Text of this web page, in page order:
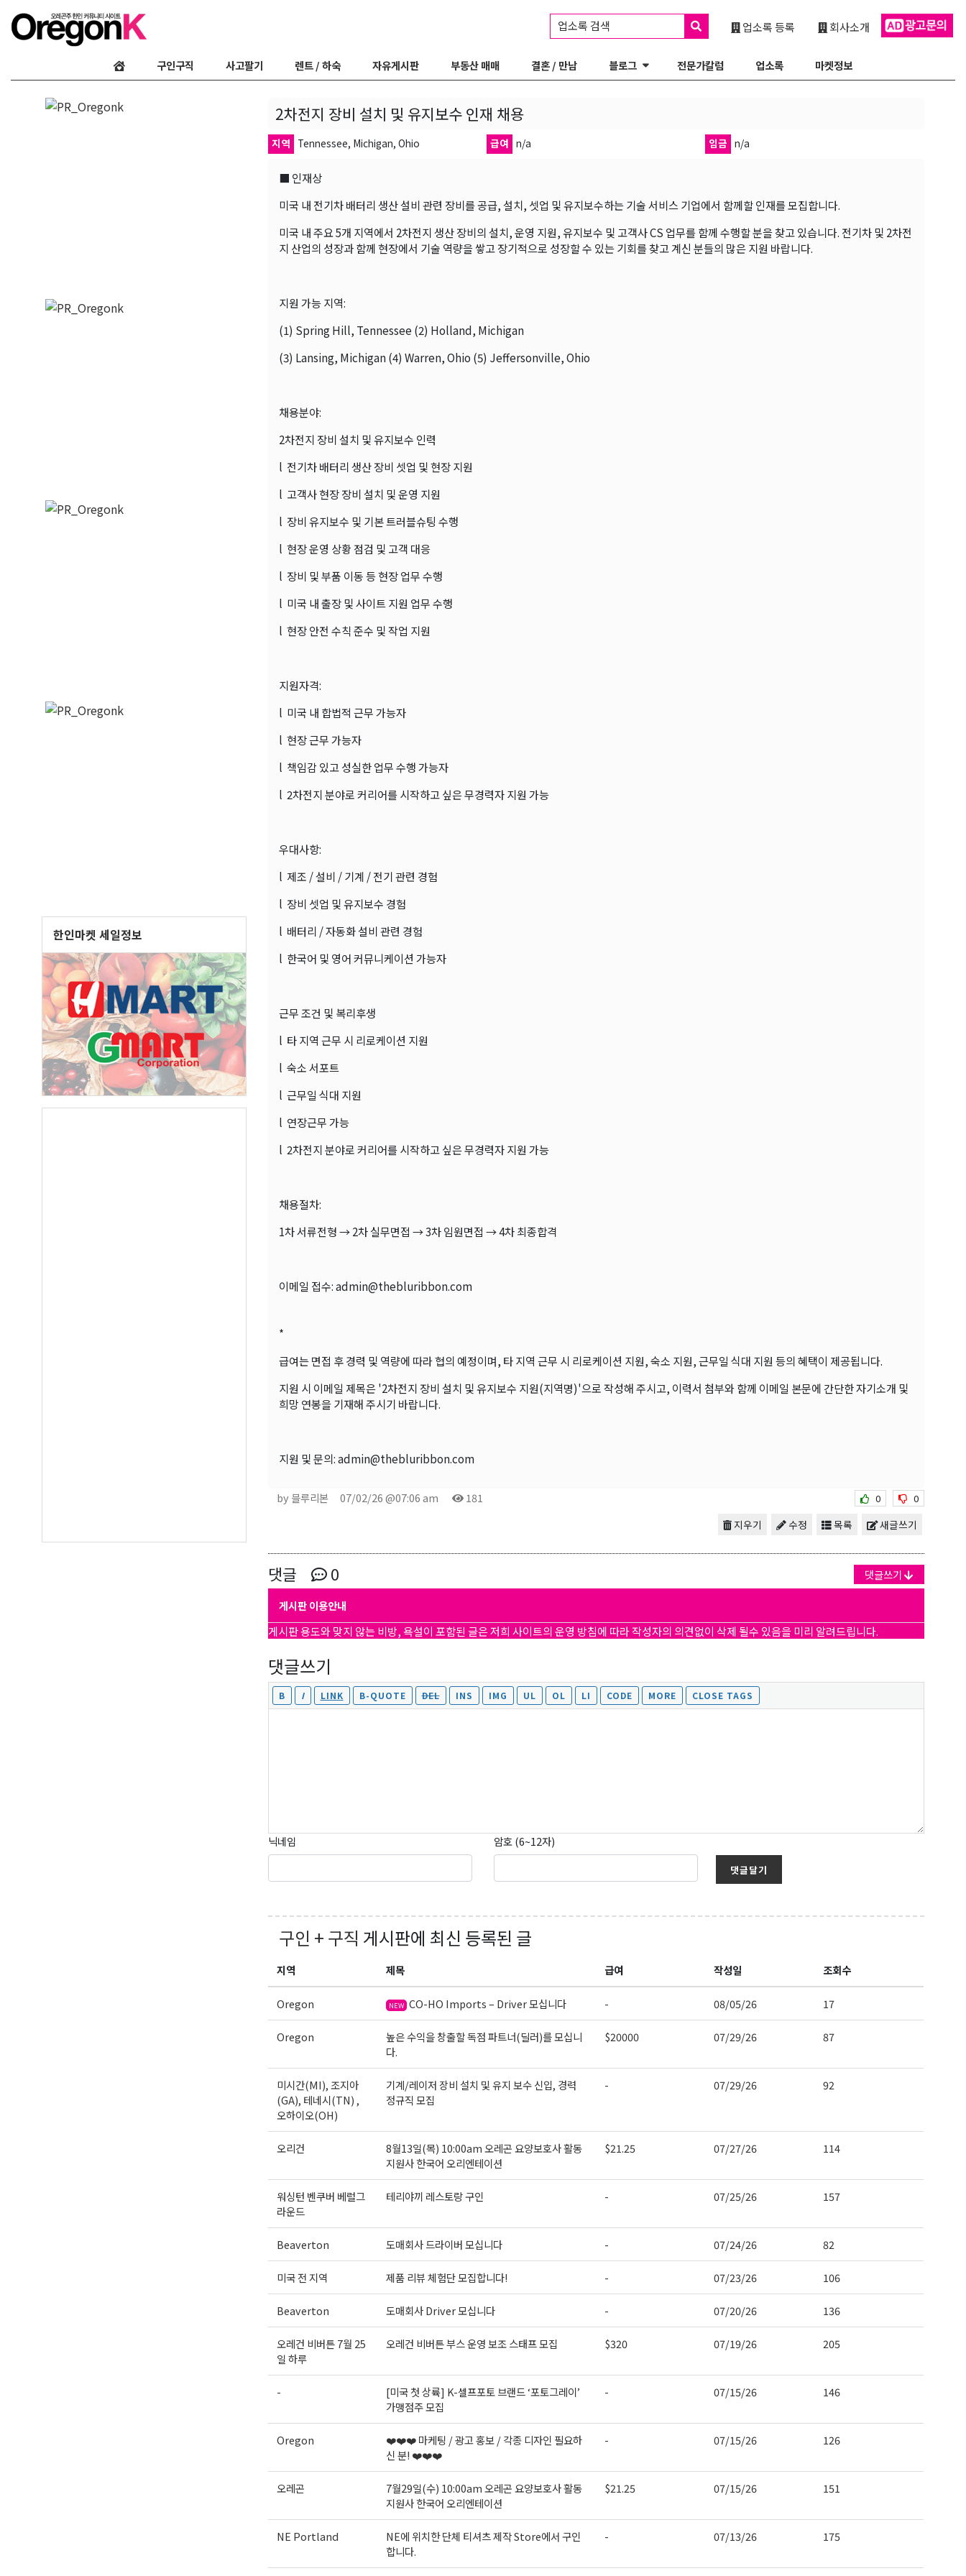
회사소개
업소록 등록
업소록 검색
구인구직 사고팔기 렌트 / 하숙 자유게시판 부동산 매매 결혼 / 만남 블로그 전문가칼럼 업소록 마켓정보
한인마켓 세일정보
2차전지 장비 설치 및 유지보수 인재 채용
지역 Tennessee, Michigan, Ohio 급여 n/a 임금 n/a
■ 인재상
미국 내 전기차 배터리 생산 설비 관련 장비를 공급, 설치, 셋업 및 유지보수하는 기술 서비스 기업에서 함께할 인재를 모집합니다.
미국 내 주요 5개 지역에서 2차전지 생산 장비의 설치, 운영 지원, 유지보수 및 고객사 CS 업무를 함께 수행할 분을 찾고 있습니다. 전기차 및 2차전
지 산업의 성장과 함께 현장에서 기술 역량을 쌓고 장기적으로 성장할 수 있는 기회를 찾고 계신 분들의 많은 지원 바랍니다.
지원 가능 지역:
(1) Spring Hill, Tennessee (2) Holland, Michigan
(3) Lansing, Michigan (4) Warren, Ohio (5) Jeffersonville, Ohio
채용분야:
2차전지 장비 설치 및 유지보수 인력
l 전기차 배터리 생산 장비 셋업 및 현장 지원
l 고객사 현장 장비 설치 및 운영 지원
l 장비 유지보수 및 기본 트러블슈팅 수행
l 현장 운영 상황 점검 및 고객 대응
l 장비 및 부품 이동 등 현장 업무 수행
l 미국 내 출장 및 사이트 지원 업무 수행
l 현장 안전 수칙 준수 및 작업 지원
지원자격:
l 미국 내 합법적 근무 가능자
l 현장 근무 가능자
l 책임감 있고 성실한 업무 수행 가능자
l 2차전지 분야로 커리어를 시작하고 싶은 무경력자 지원 가능
우대사항:
l 제조 / 설비 / 기계 / 전기 관련 경험
l 장비 셋업 및 유지보수 경험
l 배터리 / 자동화 설비 관련 경험
l 한국어 및 영어 커뮤니케이션 가능자
근무 조건 및 복리후생
l 타 지역 근무 시 리로케이션 지원
l 숙소 서포트
l 근무일 식대 지원
l 연장근무 가능
l 2차전지 분야로 커리어를 시작하고 싶은 무경력자 지원 가능
채용절차:
1차 서류전형 → 2차 실무면접 → 3차 임원면접 → 4차 최종합격
이메일 접수: admin@thebluribbon.com
*
급여는 면접 후 경력 및 역량에 따라 협의 예정이며, 타 지역 근무 시 리로케이션 지원, 숙소 지원, 근무일 식대 지원 등의 혜택이 제공됩니다.
지원 시 이메일 제목은 '2차전지 장비 설치 및 유지보수 지원(지역명)'으로 작성해 주시고, 이력서 첨부와 함께 이메일 본문에 간단한 자기소개 및
희망 연봉을 기재해 주시기 바랍니다.
지원 및 문의: admin@thebluribbon.com
by 블루리본 07/02/26 @07:06 am 181 0 0
새글쓰기
목록
수정
지우기
댓글 0 댓글쓰기
게시판 이용안내
게시판 용도와 맞지 않는 비방, 욕설이 포함된 글은 저희 사이트의 운영 방침에 따라 작성자의 의견없이 삭제 될수 있음을 미리 알려드립니다.
댓글쓰기
닉네임 암호 (6~12자)
댓글달기
구인 + 구직 게시판에 최신 등록된 글
지역 제목 급여 작성일 조회수
Oregon NEW CO-HO Imports – Driver 모십니다 - 08/05/26 17
Oregon
높은 수익을 창출할 독점 파트너(딜러)를 모십니
다.
$20000 07/29/26 87
미시간(MI), 조지아
(GA), 테네시(TN) ,
오하이오(OH)
기계/레이저 장비 설치 및 유지 보수 신입, 경력
정규직 모집
- 07/29/26 92
오리건
8월13일(목) 10:00am 오레곤 요양보호사 활동
지원사 한국어 오리엔테이션
$21.25 07/27/26 114
워싱턴 벤쿠버 베럴그
라운드
테리야끼 레스토랑 구인 - 07/25/26 157
Beaverton 도매회사 드라이버 모십니다 - 07/24/26 82
미국 전 지역 제품 리뷰 체험단 모집합니다! - 07/23/26 106
Beaverton 도매회사 Driver 모십니다 - 07/20/26 136
오레건 비버튼 7월 25
일 하루
오레건 비버튼 부스 운영 보조 스태프 모집 $320 07/19/26 205
-
[미국 첫 상륙] K-셀프포토 브랜드 ‘포토그레이’
가맹점주 모집
- 07/15/26 146
Oregon
❤️❤️❤️ 마케팅 / 광고 홍보 / 각종 디자인 필요하
신 분! ❤️❤️❤️
- 07/15/26 126
오레곤
7월29일(수) 10:00am 오레곤 요양보호사 활동
지원사 한국어 오리엔테이션
$21.25 07/15/26 151
NE Portland
NE에 위치한 단체 티셔츠 제작 Store에서 구인
합니다.
- 07/13/26 175
오레곤K 뉴스레터 구독
보실수 있습니다.
First Name
Last Name
By submitting this form, you are consenting to receive KCR Media Group from: KCR Media Group, 23416 Hwy 99
Suite A, Edmonds, WA, 98026, US, https://wowseattle.com. You can revoke your consent to receive emails at any time